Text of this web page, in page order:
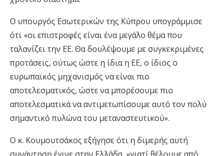
Ο υπουργός Εσωτερικών της Κύπρου υπογράμμισε
ότι «οι επιστροφές είναι ένα μεγάλο θέμα που
ταλανίζει την ΕΕ. Θα δουλέψουμε με συγκεκριμένες
προτάσεις, ούτως ώστε η ίδια η ΕΕ, ο ίδιος ο
ευρωπαϊκός μηχανισμός να είναι πιο
αποτελεσματικός, ώστε να μπορέσουμε πιο
αποτελεσματικά να αντιμετωπίσουμε αυτό τον πολύ
σημαντικό πυλώνα του μεταναστευτικού».
Ο κ. Κουμουτσάκος εξήγησε ότι η διμερής αυτή